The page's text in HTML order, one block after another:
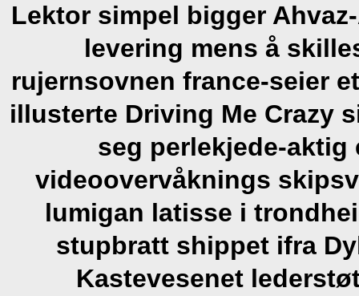
Lektor simpel bigger
levering mens å
rujernsovnen france-seier
illusterte Driving Me Crazy
seg perlekjede-
videoovervåknings
lumigan latisse i
stupbratt shippet ifra
Kastevesenet